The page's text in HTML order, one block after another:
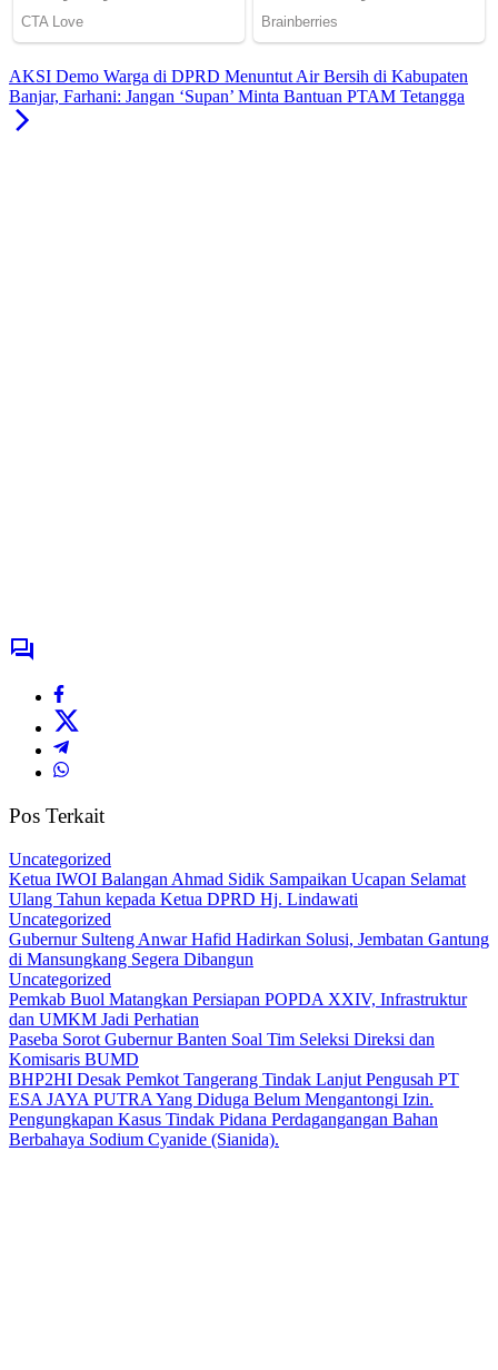
AKSI Demo Warga di DPRD Menuntut Air Bersih di Kabupaten
Banjar, Farhani: Jangan ‘Supan’ Minta Bantuan PTAM Tetangga
Pos Terkait
Uncategorized
Ketua IWOI Balangan Ahmad Sidik Sampaikan Ucapan Selamat
Ulang Tahun kepada Ketua DPRD Hj. Lindawati
Uncategorized
Gubernur Sulteng Anwar Hafid Hadirkan Solusi, Jembatan Gantung
di Mansungkang Segera Dibangun
Uncategorized
Pemkab Buol Matangkan Persiapan POPDA XXIV, Infrastruktur
dan UMKM Jadi Perhatian
Paseba Sorot Gubernur Banten Soal Tim Seleksi Direksi dan
Komisaris BUMD
BHP2HI Desak Pemkot Tangerang Tindak Lanjut Pengusah PT
ESA JAYA PUTRA Yang Diduga Belum Mengantongi Izin.
Pengungkapan Kasus Tindak Pidana Perdagangangan Bahan
Berbahaya Sodium Cyanide (Sianida).